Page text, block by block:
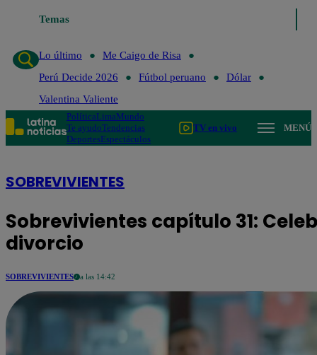
Temas
Lo último
Me Caigo de Risa
Perú Decide 2026
Fútbol peruano
Dólar
Valentina Valiente
PolíticaLimaMundo
Te ayudoTendencias
DeportesEspectáculos
TV en vivo MENÚ
SOBREVIVIENTES
Sobrevivientes capítulo 31:
divorcio
SOBREVIVIENTES a las 14:42